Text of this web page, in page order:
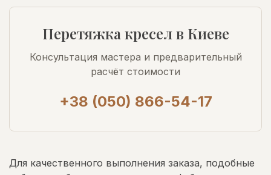
Перетяжка кресел в Киеве
Консультация мастера и предварительный
расчёт стоимости
+38 (050) 866-54-17
Для качественного выполнения заказа, подобные